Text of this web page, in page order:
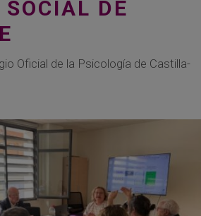
DE
Oficial de la Psicología de Castilla-